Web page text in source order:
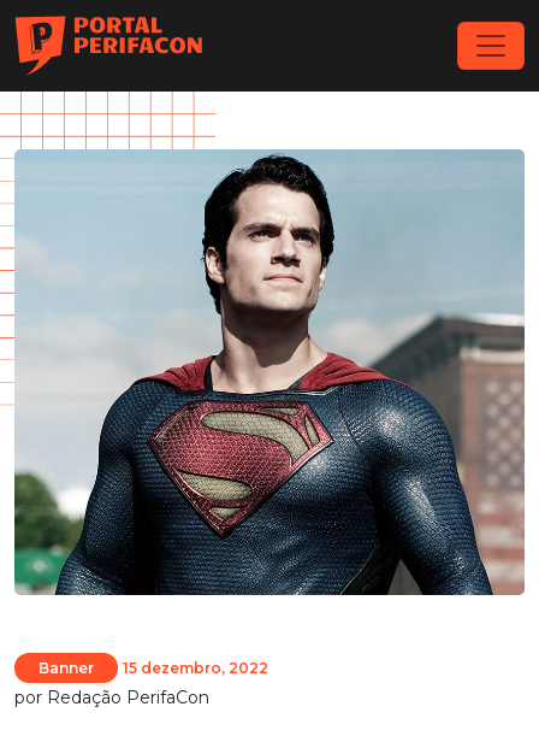
Banner 15 dezembro, 2022
por Redação PerifaCon